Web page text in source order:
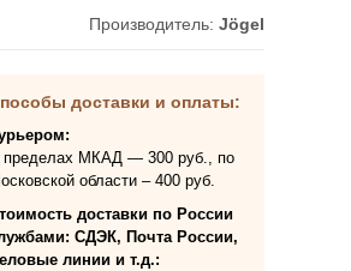
Производитель: Jögel
доставки и оплаты:
пределах МКАД — 300 руб., по
области – 400 руб.
доставки по России
СДЭК, Почта России,
линии и т.д.: